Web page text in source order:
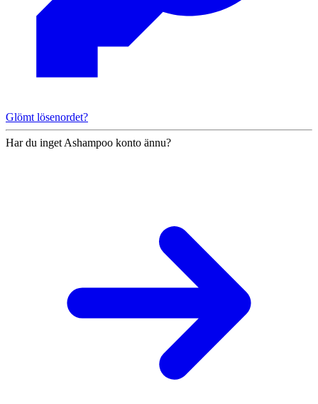
Glömt lösenordet?
Har du inget Ashampoo konto ännu?